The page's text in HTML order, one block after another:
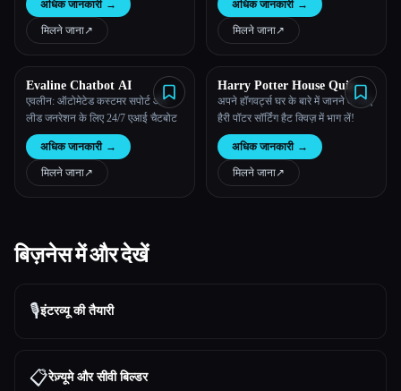
अधिक जानकारी →
मिलने जाना↗︎
अधिक जानकारी →
मिलने जाना↗︎
Evaline Chatbot AI
एवलीन: ऑटोमेटेड कस्टमर सपोर्ट और
लीड जनरेशन के लिए 24/7 एआई चैटबोट
अधिक जानकारी →
मिलने जाना↗︎
Harry Potter House Quiz
ORG
अपने हॉगवर्ट्स घर के बारे में जानने के लिए
हैरी पॉटर सॉर्टिंग हैट क्विज़ में भाग लें!
अधिक जानकारी →
मिलने जाना↗︎
बिज़नेस में और देखें
🎙️इंटरव्यू की तैयारी
📋रेज़्यूमे और सीवी बिल्डर